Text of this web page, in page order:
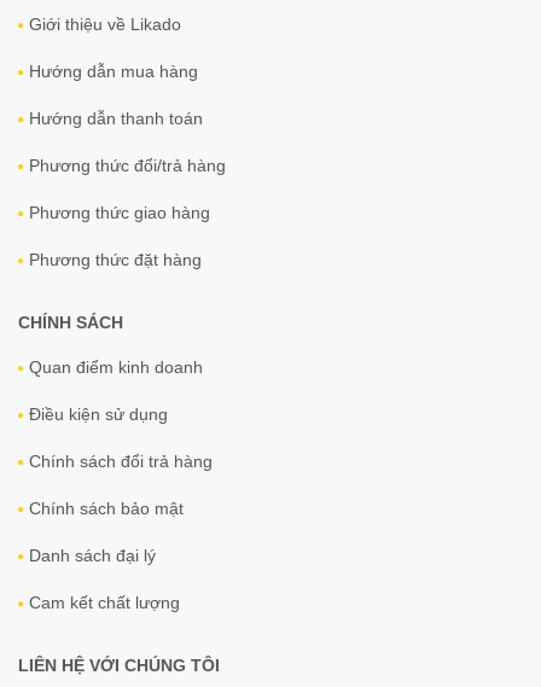
Giới thiệu về Likado
Hướng dẫn mua hàng
Hướng dẫn thanh toán
Phương thức đổi/trả hàng
Phương thức giao hàng
Phương thức đặt hàng
CHÍNH SÁCH
Quan điểm kinh doanh
Điều kiện sử dụng
Chính sách đổi trả hàng
Chính sách bảo mật
Danh sách đại lý
Cam kết chất lượng
LIÊN HỆ VỚI CHÚNG TÔI